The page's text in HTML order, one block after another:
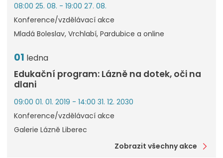
08:00 25. 08. - 19:00 27. 08.
Konference/vzdělávací akce
Mladá Boleslav, Vrchlabí, Pardubice a online
01 ledna
Edukační program: Lázně na dotek, oči na
dlani
09:00 01. 01. 2019 - 14:00 31. 12. 2030
Konference/vzdělávací akce
Galerie Lázně Liberec
Zobrazit všechny akce